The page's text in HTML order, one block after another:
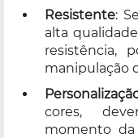
Resistente:
alta
resistência,
manipulação
cores,
momento